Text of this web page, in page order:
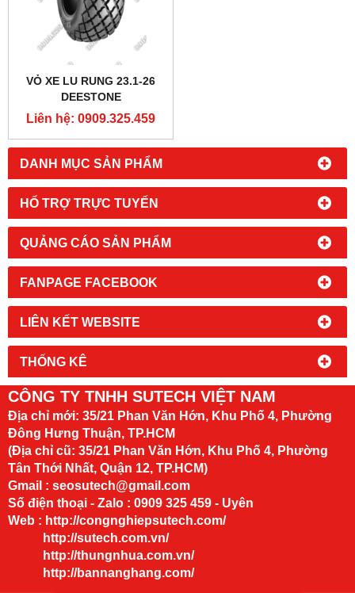
DANH MỤC SẢN PHẨM
HỔ TRỢ TRỰC TUYẾN
QUẢNG CÁO SẢN PHẨM
FANPAGE FACEBOOK
LIÊN KẾT WEBSITE
THỐNG KÊ
VỎ XE LU RUNG 23.1-26
DEESTONE
Liên hệ: 0909.325.459
CÔNG TY TNHH SUTECH VIỆT NAM
Địa chỉ mới: 35/21 Phan Văn Hớn, Khu Phố 4, Phường
Đông Hưng Thuận, TP.HCM
(Địa chỉ cũ: 35/21 Phan Văn Hớn, Khu Phố 4, Phường
Tân Thới Nhất, Quận 12, TP.HCM)
Gmail : seosutech@gmail.com
Số điện thoại - Zalo : 0909 325 459 - Uyên
Web : http://congnghiepsutech.com/
http://sutech.com.vn/
http://thungnhua.com.vn/
http://bannanghang.com/